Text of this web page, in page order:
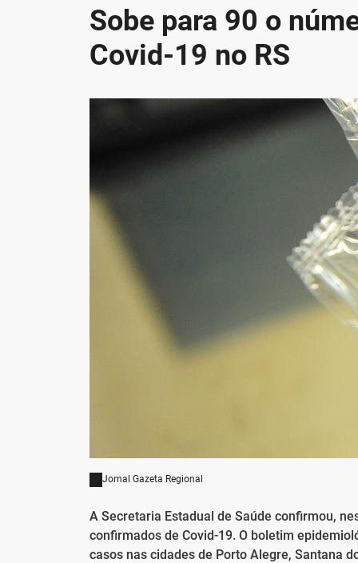
Sobe para 90 o
Covid-19 no RS
Jornal Gazeta Regional
A Secretaria Estadual de Saúde confirmou,
confirmados de Covid-19. O boletim
casos nas cidades de Porto Alegre, Santana